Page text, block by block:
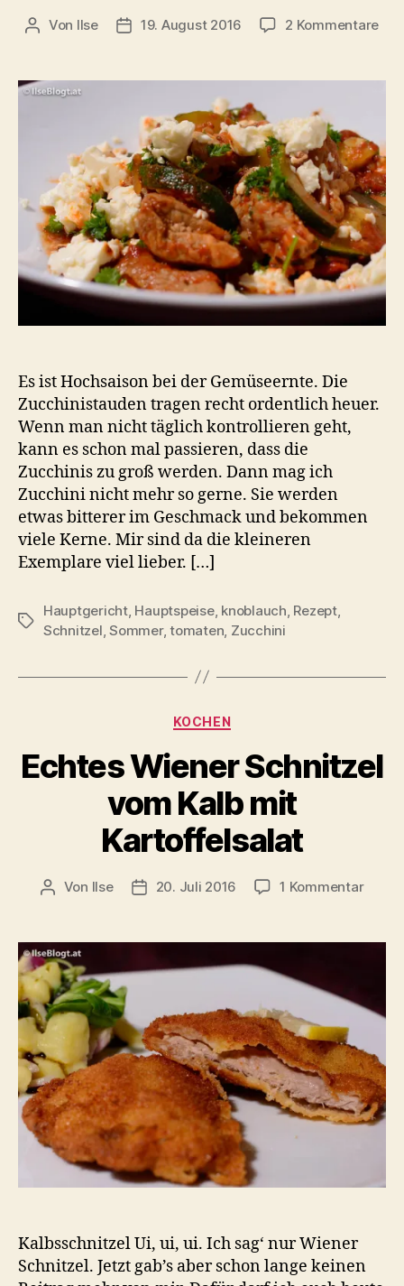
Beitragsautor
Von Ilse Beitragsdatum
19. August 2016 2 Kommentarezu
Es ist Hochsaison bei der Gemüseernte. Die
Zucchinistauden tragen recht ordentlich heuer.
Wenn man nicht täglich kontrollieren geht,
kann es schon mal passieren, dass die
Zucchinis zu groß werden. Dann mag ich
Zucchini nicht mehr so gerne. Sie werden
etwas bitterer im Geschmack und bekommen
viele Kerne. Mir sind da die kleineren
Exemplare viel lieber. […]
Schlagwörter
Hauptgericht, Hauptspeise, knoblauch, Rezept,
Schnitzel,Sommer,tomaten, Zucchini
Kategorien
KOCHEN
Echtes Wiener Schnitzel
vom Kalb mit
Kartoffelsalat
Beitragsautor
Von Ilse Beitragsdatum
20. Juli 2016 1 Kommentarzu
mit
Kalbsschnitzel Ui, ui, ui. Ich sag‘ nur Wiener
Schnitzel. Jetzt gab’s aber schon lange keinen